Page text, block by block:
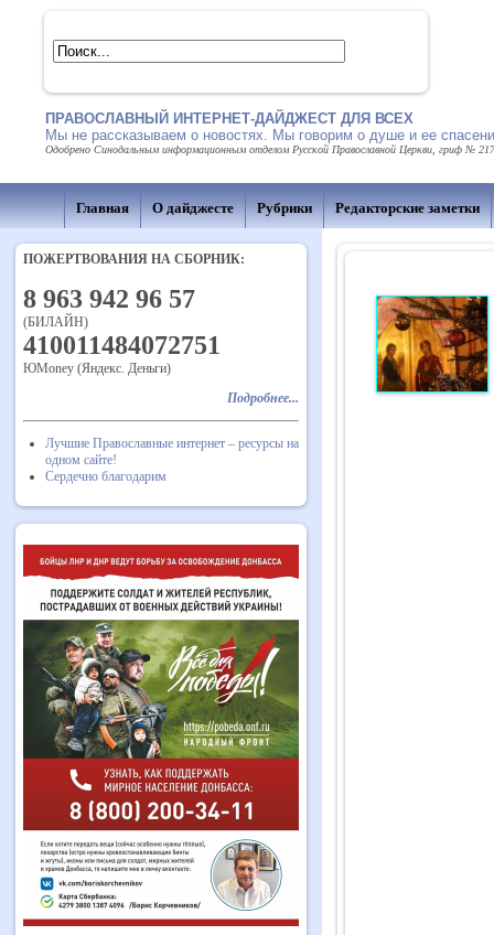
ПРАВОСЛАВНЫЙ ИНТЕРНЕТ-ДАЙДЖЕСТ ДЛЯ ВСЕХ
Мы не рассказываем о новостях. Мы говорим о душе и ее
Одобрено Синодальным информационным отделом Русской Православной Церкви, гриф №
Главная О дайджесте Рубрики Редакторские заметки
ПОЖЕРТВОВАНИЯ НА СБОРНИК:
8 963 942 96 57
(БИЛАЙН)
410011484072751
ЮMoney (Яндекс. Деньги)
Подробнее...
Лучшие Православные интернет – ресурсы на
одном сайте!
Сердечно благодарим